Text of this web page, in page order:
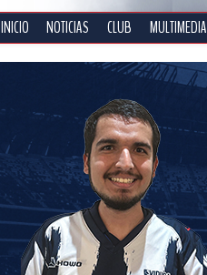
INICIO NOTICIAS CLUB MULTIMEDIA